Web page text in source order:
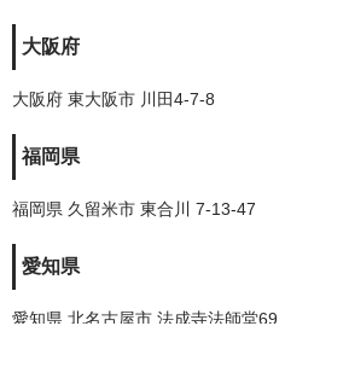
大阪府
大阪府 東大阪市 川田4-7-8
福岡県
福岡県 久留米市 東合川 7-13-47
愛知県
愛知県 北名古屋市 法成寺法師堂69